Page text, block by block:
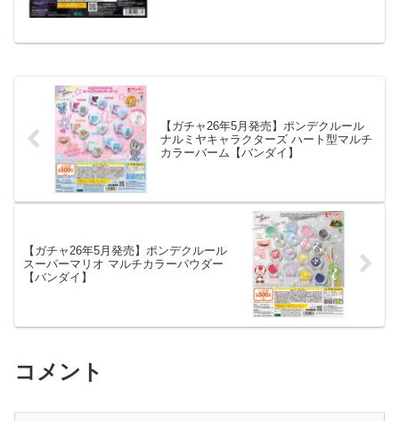
【ガチャ26年5月発売】ポンデクルール
ナルミヤキャラクターズ ハート型マルチ
カラーバーム【バンダイ】
【ガチャ26年5月発売】ポンデクルール
スーパーマリオ マルチカラーパウダー
【バンダイ】
コメント